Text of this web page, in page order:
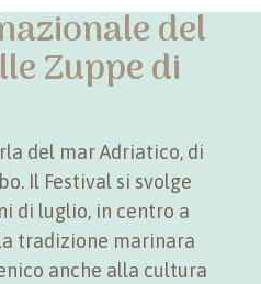
del
Zuppe di
del mar Adriatico, di
Il Festival si svolge
di luglio, in centro a
tradizione marinara
anche alla cultura